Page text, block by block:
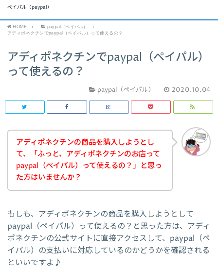
ペイパル（paypal）
HOME
paypal（ペイパル）
アディポネクチンでpaypal（ペイパル）って使えるの？
アディポネクチンでpaypal（ペイパル）
って使えるの？
paypal（ペイパル） 2020.10.04
アディポネクチンの商品を購入しようとし
て、「ふっと、アディポネクチンのお店って
paypal（ペイパル）って使えるの？」と思っ
た方はいませんか？
もしも、アディポネクチンの商品を購入しようとして
paypal（ペイパル）って使えるの？と思った方は、アディ
ポネクチンの公式サイトに直接アクセスして、paypal（ペ
イパル）の支払いに対応しているのかどうかを確認される
といいですよ♪